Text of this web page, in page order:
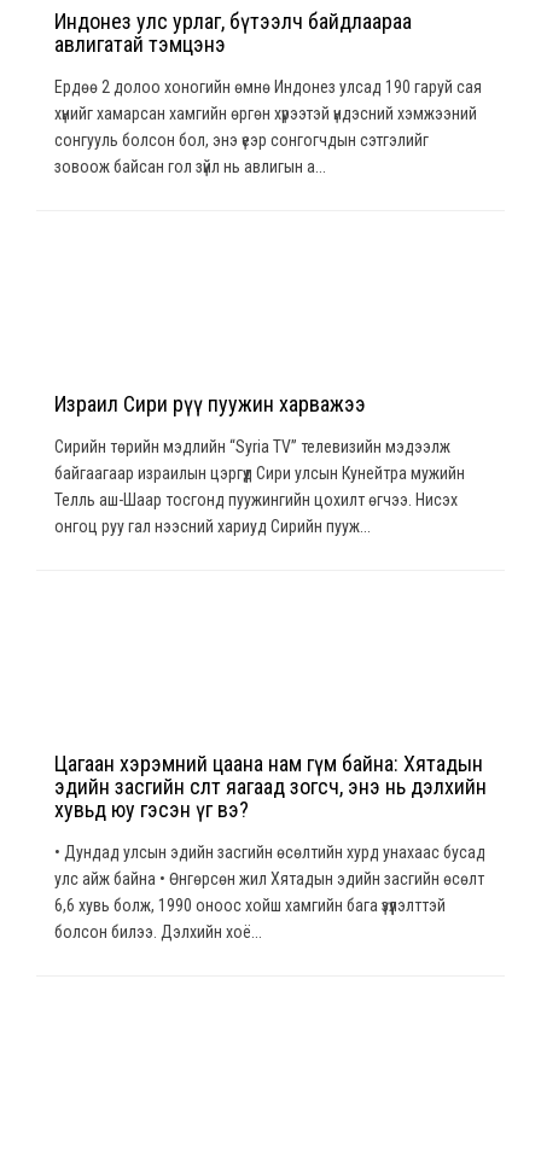
Индонез улс урлаг, бүтээлч байдлаараа
авлигатай тэмцэнэ
Ердөө 2 долоо хоногийн өмнө Индонез улсад 190 гаруй сая
хүнийг хамарсан хамгийн өргөн хүрээтэй үндэсний хэмжээний
сонгууль болсон бол, энэ үеэр сонгогчдын сэтгэлийг
зoвooж байсан гол зүйл нь авлигын а...
Израил Сири рүү пуужин харважээ
Сирийн төрийн мэдлийн “Syria TV” телевизийн мэдээлж
байгаагаар израилын цэргүүд Сири улсын Кунейтра мужийн
Телль аш-Шаар тосгонд пуужингийн цохилт өгчээ. Нисэх
онгоц руу гал нээсний хариуд Сирийн пууж...
Цагаан хэрэмний цаана нам гүм байна: Хятадын
эдийн засгийн өсөлт яагаад зогсч, энэ нь дэлхийн
хувьд юу гэсэн үг вэ?
• Дундад улсын эдийн засгийн өсөлтийн хурд унахаас бусад
улс айж байна • Өнгөрсөн жил Хятадын эдийн засгийн өсөлт
6,6 хувь болж, 1990 оноос хойш хамгийн бага үзүүлэлттэй
болсон билээ. Дэлхийн хоё...